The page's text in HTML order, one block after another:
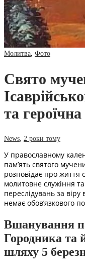
Молитва Фото
Свято
та
News 2 роки тому
У православному
пам’ять святого
розповідає про життя
молитовне служіння
переслідувань за віру
немає обов’язкового
Вшанування
Городника та
шляху 5